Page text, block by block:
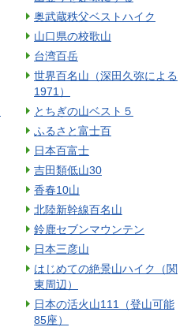
奥武蔵秩父ベストハイク
山口県の校歌山
台湾百岳
世界百名山（深田久弥による
1971）
とちぎの山ベスト５
ふるさと富士百
日本百富士
吉田類低山30
香春10山
北陸新幹線百名山
鈴鹿セブンマウンテン
日本三彦山
はじめての絶景山ハイク（関
東周辺）
日本の活火山111（登山可能
85座）